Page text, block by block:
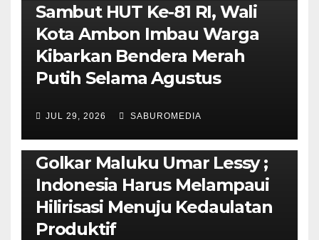
Sambut HUT Ke-81 RI, Wali
Kota Ambon Imbau Warga
Kibarkan Bendera Merah
Putih Selama Agustus
JUL 29, 2026 SABUROMEDIA
PENDIDIKAN & OLAHRAGA THE MOLUCCAS
Isi Materi LK-III HMI, Ketua
Golkar Maluku Umar Lessy ;
Indonesia Harus Melampaui
Hilirisasi Menuju Kedaulatan
Produktif